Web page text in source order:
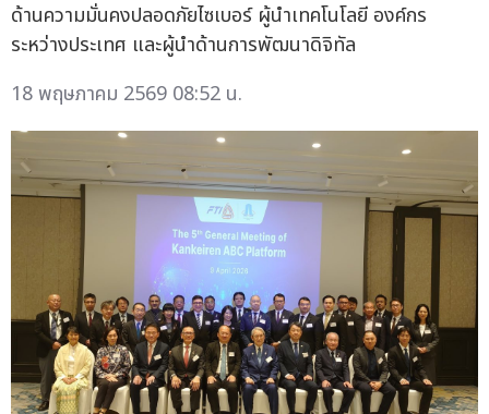
ด้านความมั่นคงปลอดภัยไซเบอร์ ผู้นำเทคโนโลยี องค์กร
ระหว่างประเทศ และผู้นำด้านการพัฒนาดิจิทัล
18 พฤษภาคม 2569 08:52 น.